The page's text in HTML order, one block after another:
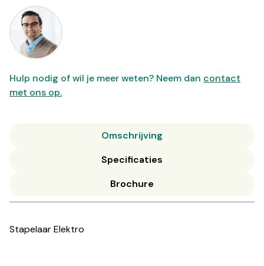
Hulp nodig of wil je meer weten? Neem dan contact
met ons op.
Omschrijving
Specificaties
Brochure
Stapelaar Elektro